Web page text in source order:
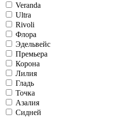
Veranda
Ultra
Rivoli
Флора
Эдельвейс
Премьера
Корона
Лилия
Гладь
Точка
Азалия
Сидней